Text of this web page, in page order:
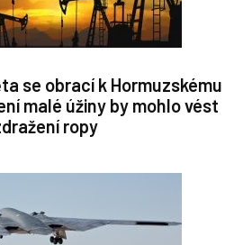
se obrací k Hormuzskému
malé úžiny by mohlo vést
ropy